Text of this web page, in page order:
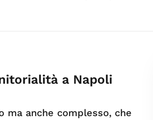
a Napoli
ma anche complesso, che